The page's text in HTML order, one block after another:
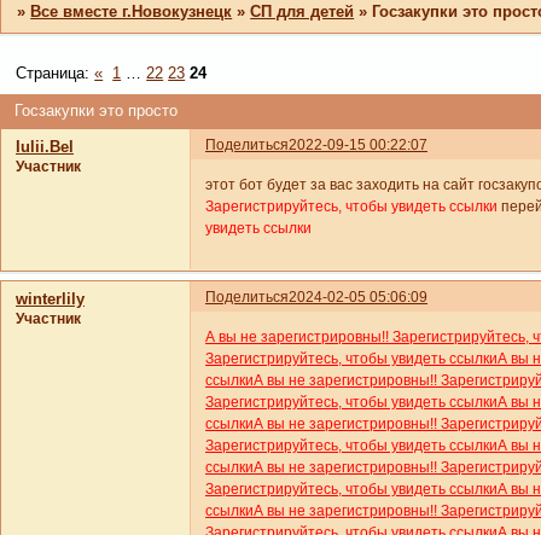
»Все вместе г.Новокузнецк »СП для детей »Госзакупки это
Госзакупки это просто
Страница:« 1 … 22 23 24
Поделиться2022-09-15 00:22:07
Iulii.Bel
Участник
этот бот будет за вас заходить на сайт
Зарегистрируйтесь, чтобы увидеть ссылки
увидеть ссылки
Поделиться2024-02-05 05:06:09
winterlily
Участник
А вы не зарегистрировны!! Зарегистрируйтесь,
Зарегистрируйтесь, чтобы увидеть ссылкиА вы
ссылкиА вы не зарегистрировны!!
Зарегистрируйтесь, чтобы увидеть ссылкиА вы
ссылкиА вы не зарегистрировны!!
Зарегистрируйтесь, чтобы увидеть ссылкиА вы
ссылкиА вы не зарегистрировны!!
Зарегистрируйтесь, чтобы увидеть ссылкиА вы
ссылкиА вы не зарегистрировны!!